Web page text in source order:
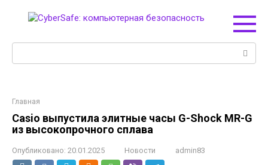
Главная
Casio выпустила элитные часы G-Shock MR-G
из высокопрочного сплава
Опубликовано: 20.01.2025 Новости admin83